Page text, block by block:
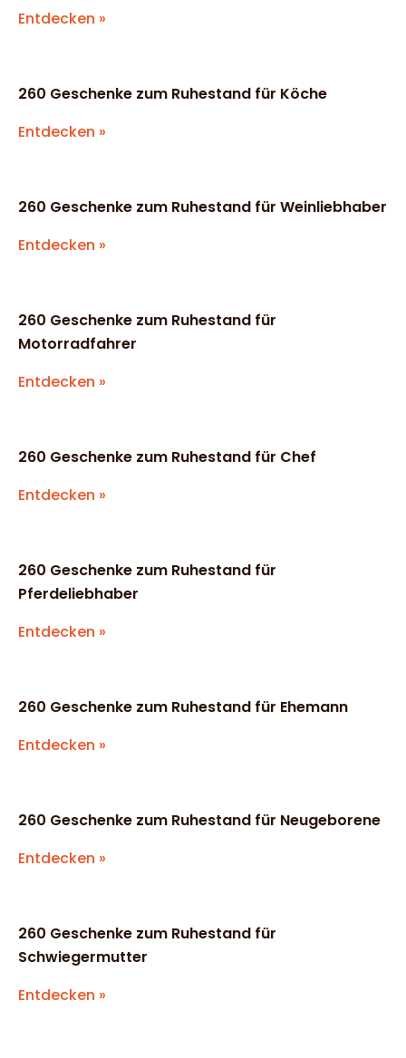
Entdecken »
260 Geschenke zum Ruhestand für Köche
Entdecken »
260 Geschenke zum Ruhestand für Weinliebhaber
Entdecken »
260 Geschenke zum Ruhestand für
Motorradfahrer
Entdecken »
260 Geschenke zum Ruhestand für Chef
Entdecken »
260 Geschenke zum Ruhestand für
Pferdeliebhaber
Entdecken »
260 Geschenke zum Ruhestand für Ehemann
Entdecken »
260 Geschenke zum Ruhestand für Neugeborene
Entdecken »
260 Geschenke zum Ruhestand für
Schwiegermutter
Entdecken »